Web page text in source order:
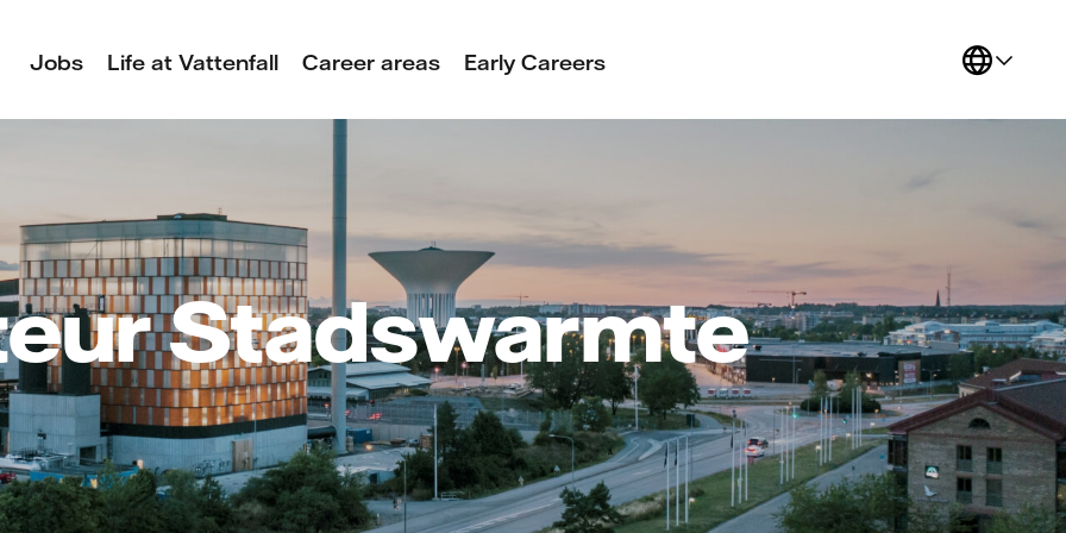
Jobs Life at Vattenfall Career areas Early Careers
Stadswarmte